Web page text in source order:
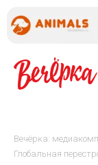
Вечёрка:
Глобальная